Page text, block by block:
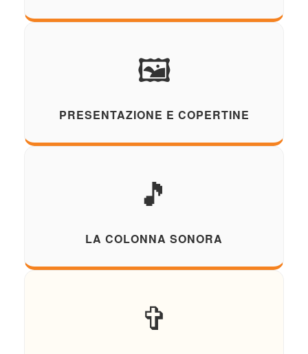
🖼️
PRESENTAZIONE E COPERTINE
🎵
LA COLONNA SONORA
✞